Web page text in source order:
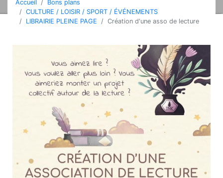
Accueil
Bons plans
CULTURE / LOISIR / SPORT / ÉVÉNEMENTS
LIBRAIRIE PLEINE PAGE
Création d'une asso de lecture